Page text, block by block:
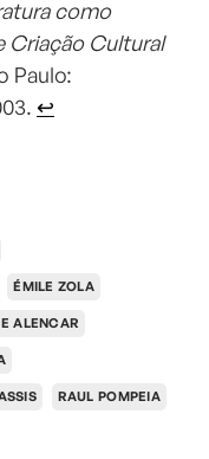
como
Criação Cultural
Paulo:
↩︎
ÉMILE ZOLA
ALENCAR
RAUL POMPEIA